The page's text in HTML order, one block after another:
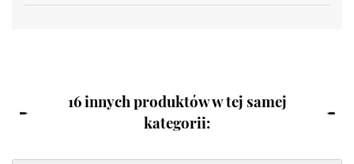
16 innych produktów w tej samej
kategorii: